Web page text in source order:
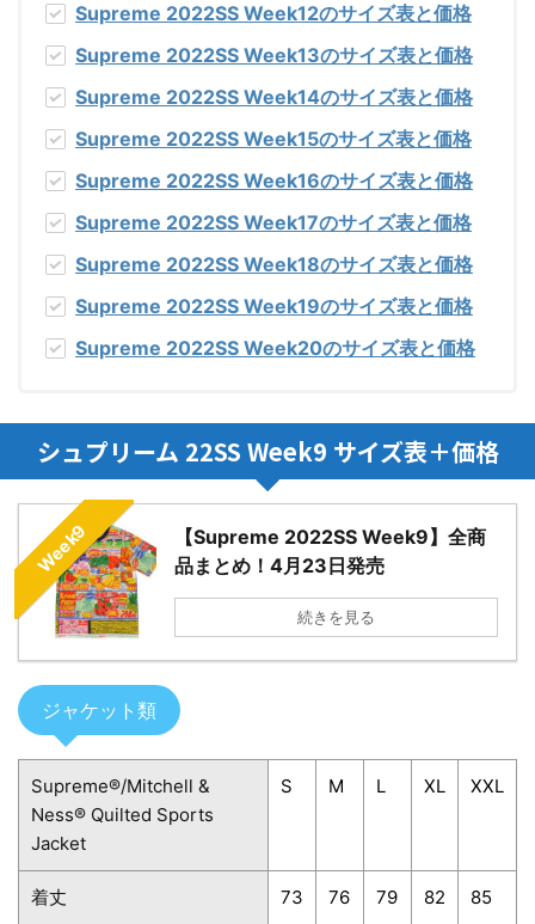
Supreme 2022SS Week12のサイズ表と価格
Supreme 2022SS Week13のサイズ表と価格
Supreme 2022SS Week14のサイズ表と価格
Supreme 2022SS Week15のサイズ表と価格
Supreme 2022SS Week16のサイズ表と価格
Supreme 2022SS Week17のサイズ表と価格
Supreme 2022SS Week18のサイズ表と価格
Supreme 2022SS Week19のサイズ表と価格
Supreme 2022SS Week20のサイズ表と価格
シュプリーム 22SS Week9 サイズ表＋価格
Week9
【Supreme 2022SS Week9】全商
品まとめ！4月23日発売
続きを見る
ジャケット類
Supreme®/Mitchell &
Ness® Quilted Sports
Jacket
S M L XL XXL
着丈 73 76 79 82 85